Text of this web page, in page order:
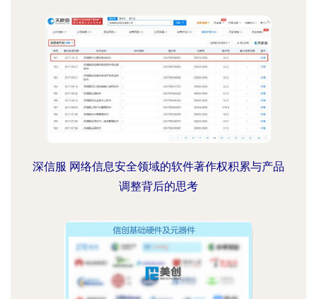
深信服 网络信息安全领域的软件著作权积累与产品
调整背后的思考